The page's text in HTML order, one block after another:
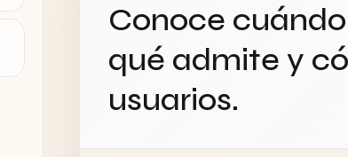
Conoce
qué admite y
usuarios.